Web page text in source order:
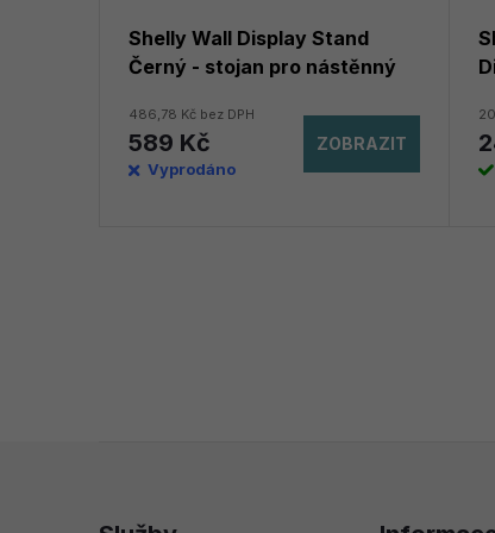
Shelly Wall Display Stand
Černý - stojan pro nástěnný
486,78 Kč bez DPH
589 Kč
Vyprodáno
ZOBRAZIT